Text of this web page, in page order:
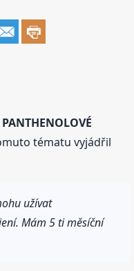
tématu vyjádřil
užívat
Mám 5 ti měsíční